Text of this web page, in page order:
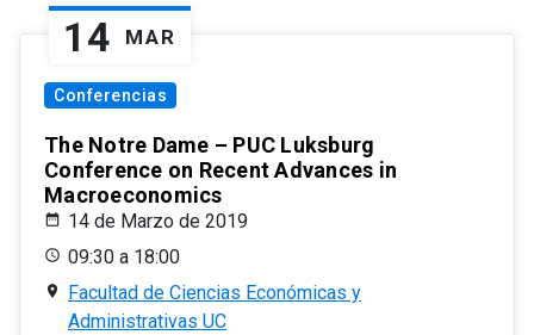
14 MAR
Conferencias
The Notre Dame – PUC Luksburg
Conference on Recent Advances in
Macroeconomics
14 de Marzo de 2019
09:30 a 18:00
Facultad de Ciencias Económicas y
Administrativas UC